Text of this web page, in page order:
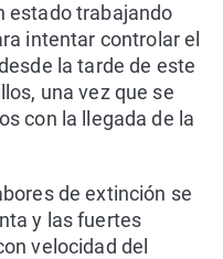
estado trabajando
intentar controlar el
la tarde de este
una vez que se
con la llegada de la
de extinción se
y las fuertes
velocidad del